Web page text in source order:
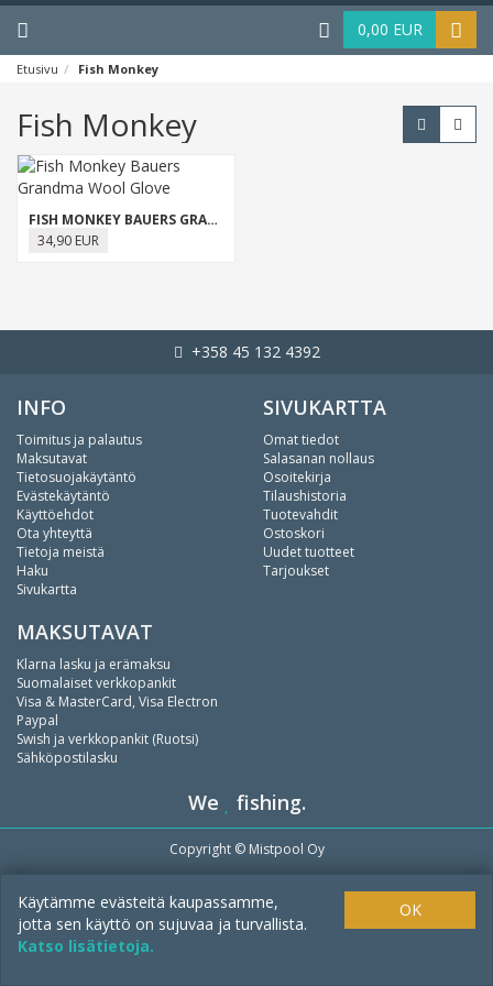
Menu Haku 0,00 EUR
Etusivu Fish Monkey
Fish Monkey
FISH MONKEY BAUERS GRANDMA WOOL GLOVE
34,90 EUR
Käytämme evästeitä kaupassamme,
jotta sen käyttö on sujuvaa ja turvallista.
Katso lisätietoja.
OK
+358 45 132 4392
INFO
Toimitus ja palautus
Maksutavat
Tietosuojakäytäntö
Evästekäytäntö
Käyttöehdot
Ota yhteyttä
Tietoja meistä
Haku
Sivukartta
SIVUKARTTA
Omat tiedot
Salasanan nollaus
Osoitekirja
Tilaushistoria
Tuotevahdit
Ostoskori
Uudet tuotteet
Tarjoukset
MAKSUTAVAT
Klarna lasku ja erämaksu
Suomalaiset verkkopankit
Visa & MasterCard, Visa Electron
Paypal
Swish ja verkkopankit (Ruotsi)
Sähköpostilasku
We fishing.
Copyright © Mistpool Oy